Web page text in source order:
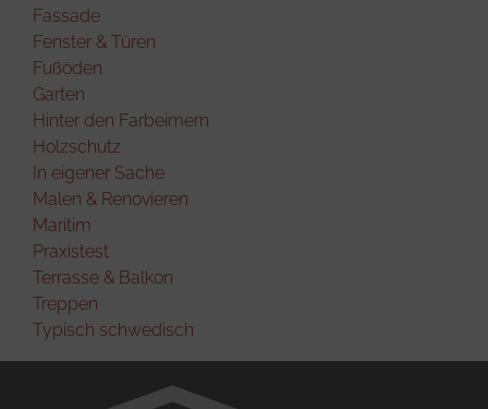
Fassade
Fenster & Türen
Fußöden
Garten
Hinter den Farbeimern
Holzschutz
In eigener Sache
Malen & Renovieren
Maritim
Praxistest
Terrasse & Balkon
Treppen
Typisch schwedisch